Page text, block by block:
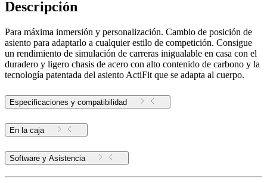
Descripción
Para máxima inmersión y personalización. Cambio de posición de
asiento para adaptarlo a cualquier estilo de competición. Consigue
un rendimiento de simulación de carreras inigualable en casa con el
duradero y ligero chasis de acero con alto contenido de carbono y la
tecnología patentada del asiento ActiFit que se adapta al cuerpo.
Especificaciones y compatibilidad
En la caja
Software y Asistencia